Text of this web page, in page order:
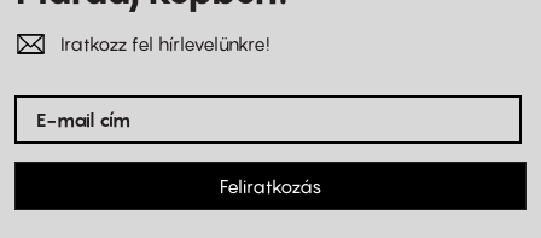
Iratkozz fel hírlevelünkre!
Feliratkozás